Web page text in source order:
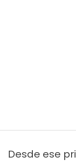
Desde ese